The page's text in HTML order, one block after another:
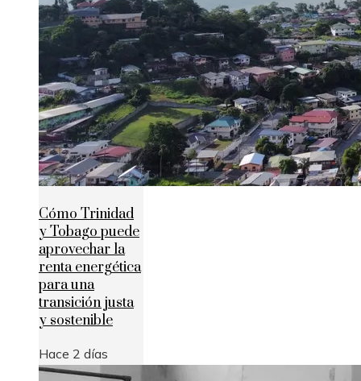
Cómo Trinidad
y Tobago puede
aprovechar la
renta energética
para una
transición justa
y sostenible
Hace 2 días